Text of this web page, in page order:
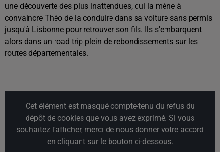
une découverte des plus inattendues, qui la mène à
convaincre Théo de la conduire dans sa voiture sans permis
jusqu'à Lisbonne pour retrouver son fils. Ils s'embarquent
alors dans un road trip plein de rebondissements sur les
routes départementales.
Cet élément est masqué compte-tenu du refus du
dépôt de cookies que vous avez exprimé. Si vous
souhaitez l'afficher, merci de nous donner votre accord
en cliquant sur le bouton ci-dessous.